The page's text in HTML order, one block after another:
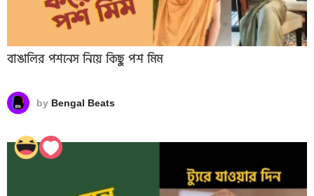
বাঙালির পশনেস নিয়ে কিছু পশ মিম
by Bengal Beats